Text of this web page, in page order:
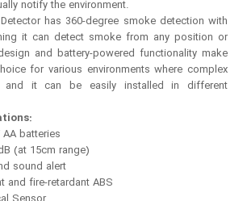
notify the environment.
has 360-degree smoke detection with
it can detect smoke from any position or
and battery-powered functionality make
for various environments where complex
and it can be easily installed in different
batteries
(at 15cm range)
sound alert
and fire-retardant ABS